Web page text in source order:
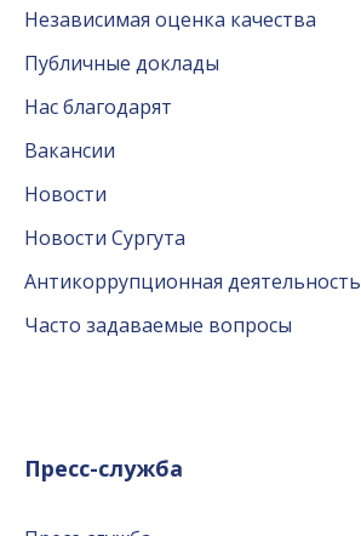
Независимая оценка качества
Публичные доклады
Нас благодарят
Вакансии
Новости
Новости Сургута
Антикоррупционная деятельность
Часто задаваемые вопросы
Пресс-служба